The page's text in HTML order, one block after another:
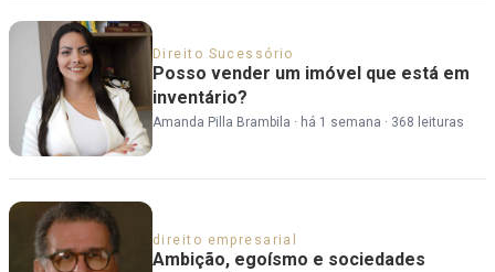
Direito Sucessório
Posso vender um imóvel que está em
inventário?
Amanda Pilla Brambila · há 1 semana · 368 leituras
direito empresarial
Ambição, egoísmo e sociedades